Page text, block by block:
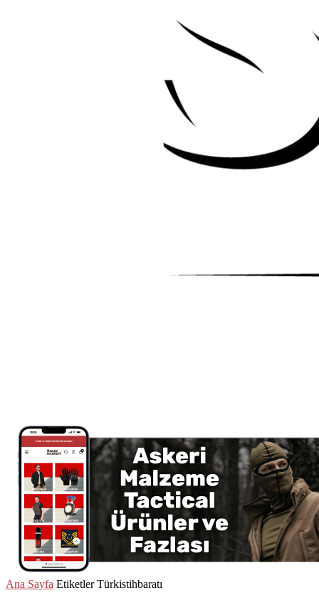
Ana Sayfa Etiketler Türkistihbaratı